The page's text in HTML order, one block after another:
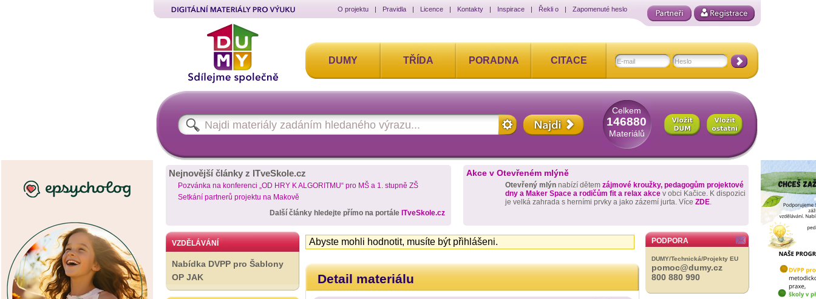
O projektu | Pravidla | Licence | Kontakty | Inspirace | Řekli o | Zapomenuté heslo
DUMY TŘÍDA PORADNA CITACE
Celkem
146880
Materiálů
Nejnovější články z ITveSkole.cz
Pozvánka na konferenci „OD HRY K ALGORITMU“ pro MŠ a 1. stupně ZŠ
Setkání partnerů projektu na Makově
Další články hledejte přímo na portále ITveSkole.cz
Akce v Otevřeném mlýně
Otevřený mlýn nabízí dětem zájmové kroužky, pedagogům projektové
dny a Maker Space a rodičům fit a relax akce v obci Kačice. K dispozici
je velká zahrada s herními prvky a jako zázemí jurta. Více ZDE.
VZDĚLÁVÁNÍ
Nabídka DVPP pro Šablony
OP JAK
Abyste mohli hodnotit, musíte být přihlášeni.
Detail materiálu
PODPORA
DUMY/Technická/Projekty EU
pomoc@dumy.cz
800 880 990